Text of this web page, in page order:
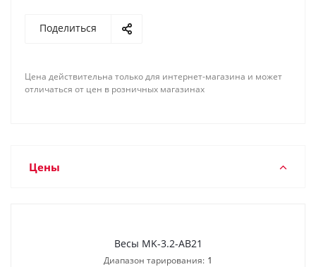
Поделиться
Цена действительна только для интернет-магазина и может
отличаться от цен в розничных магазинах
Цены
Весы MK-3.2-AB21
Диапазон тарирования: 1